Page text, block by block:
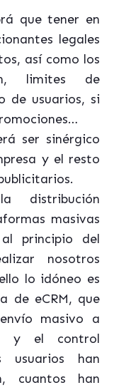
que tener en
legales
así como los
limites de
de usuarios, si
ser sinérgico
y el resto
distribución
masivas
principio del
nosotros
lo idóneo es
de eCRM, que
masivo a
y el control
usuarios han
cuantos han